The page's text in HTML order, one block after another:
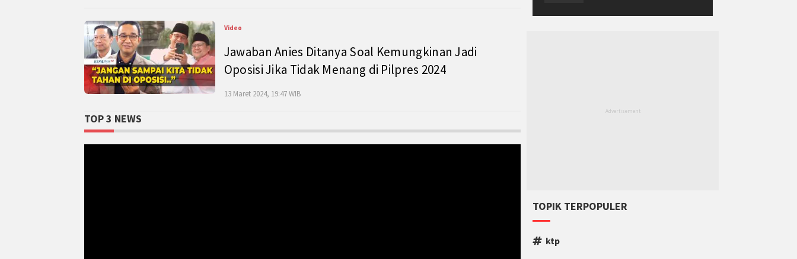
Video
Jawaban Anies Ditanya Soal Kemungkinan Jadi
Oposisi Jika Tidak Menang di Pilpres 2024
13 Maret 2024, 19:47 WIB
TOP 3 NEWS
TOPIK TERPOPULER
ktp